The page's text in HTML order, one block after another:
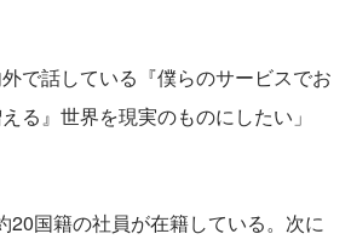
で話している『僕らのサービスでお
る』世界を現実のものにしたい」
20国籍の社員が在籍している。次に